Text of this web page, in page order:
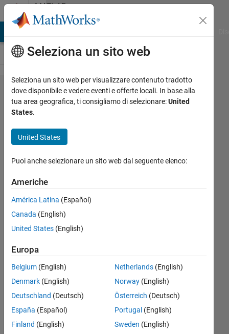
Vai al contenutoMATLAB
Answers
I need
help on
use
time
markov
chain to
find the
recurrent
the forex
market
marvin
foo
14 Lug
Seleziona un sito web
Seleziona un sito web per visualizzare contenuto tradotto
dove disponibile e vedere eventi e offerte locali. In base alla
tua area geografica, ti consigliamo di selezionare:United
States.
United States
Puoi anche selezionare un sito web dal seguente elenco:
Americhe
América Latina (Español)
Canada (English)
United States (English)
Europa
Belgium (English)
Denmark (English)
Deutschland (Deutsch)
España (Español)
Finland (English)
Netherlands(English)
Norway(English)
Österreich (Deutsch)
Portugal (English)
Sweden (English)